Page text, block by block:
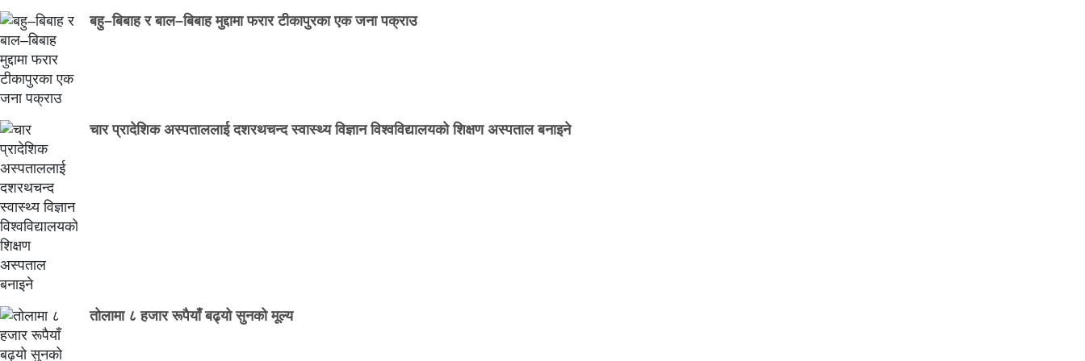
बहु–बिबाह र बाल–बिबाह मुद्दामा फरार टीकापुरका एक जना पक्राउ
चार प्रादेशिक अस्पताललाई दशरथचन्द स्वास्थ्य विज्ञान विश्वविद्यालयको शिक्षण अस्पताल बनाइने
तोलामा ८ हजार रूपैयाँ बढ्यो सुनको मूल्य